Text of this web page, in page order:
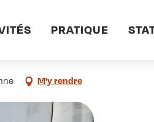
PRATIQUE
M'y rendre